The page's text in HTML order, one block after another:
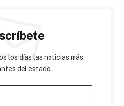
los días las noticias más
del estado.